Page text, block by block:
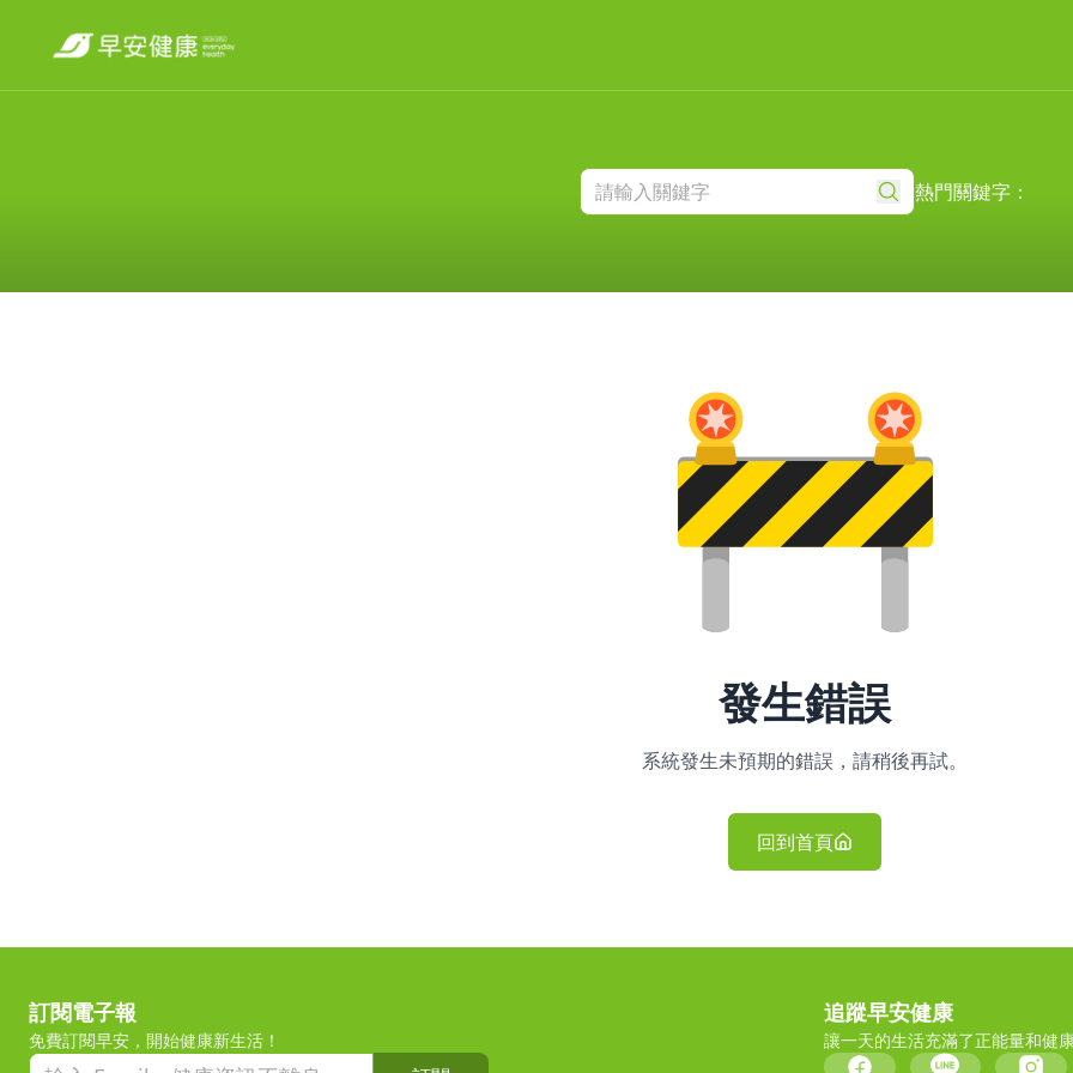
熱門關鍵字：
發生錯誤
系統發生未預期的錯誤，請稍後再試。
回到首頁
訂閱電子報
免費訂閱早安，開始健康新生活！
追蹤早安健康
讓一天的生活充滿了正能量和健